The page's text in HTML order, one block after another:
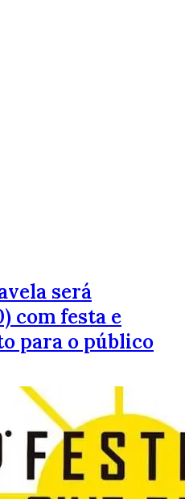
será
com festa e
para o público